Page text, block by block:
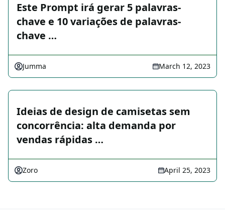
Este Prompt irá gerar 5 palavras-
chave e 10 variações de palavras-
chave …
Jumma March 12, 2023
Ideias de design de camisetas sem
concorrência: alta demanda por
vendas rápidas …
Zoro April 25, 2023